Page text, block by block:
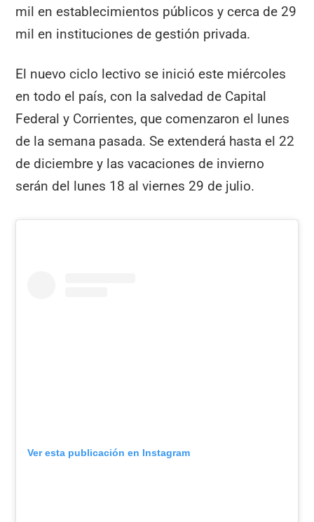
mil en establecimientos públicos y cerca de 29
mil en instituciones de gestión privada.
El nuevo ciclo lectivo se inició este miércoles
en todo el país, con la salvedad de Capital
Federal y Corrientes, que comenzaron el lunes
de la semana pasada. Se extenderá hasta el 22
de diciembre y las vacaciones de invierno
serán del lunes 18 al viernes 29 de julio.
Ver esta publicación en Instagram